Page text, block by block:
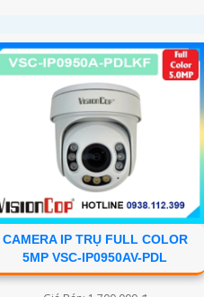
CAMERA IP TRỤ FULL COLOR
5MP VSC-IP0950AV-PDL